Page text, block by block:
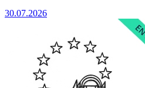
30.07.2026